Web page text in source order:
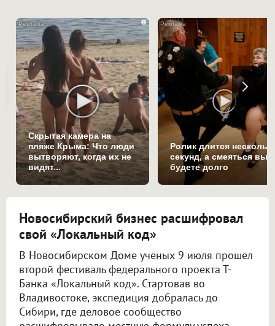
i
Скрытая камера на
пляже Крыма: Что люди
вытворяют, когда их не
видят...
Ролик длится
секунд, а смеяться вы
будете долго
Новосибирский бизнес расшифровал
свой «Локальный код»
В Новосибирском Доме учёных 9 июля прошёл
второй фестиваль федерального проекта Т-
Банка «Локальный код». Стартовав во
Владивостоке, экспедиция добралась до
Сибири, где деловое сообщество